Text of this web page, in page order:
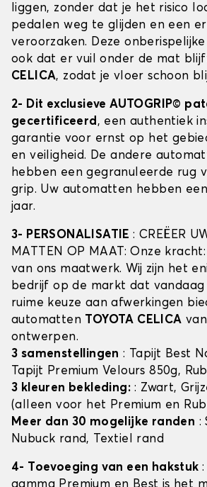
liggen, zonder dat je het risico
pedalen weg te glijden en een
veroorzaken. Deze
ook dat er vuil onder de mat
CELICA, zodat je vloer schoon
2- Dit exclusieve AUTOGRIP©
gecertificeerd, een authentiek
garantie voor ernst op het
en veiligheid. De andere
hebben een gegranuleerde rug
grip. Uw automatten hebben
jaar.
3- PERSONALISATIE: CREËER
MATTEN OP MAAT: Onze
van ons maatwerk. Wij zijn het
bedrijf op de markt dat vandaag
ruime keuze aan afwerkingen
automatten TOYOTA CELICA
ontwerpen.
3 samenstellingen : Tapijt Best
Tapijt Premium Velours 850g,
3 kleuren bekleding: : Zwart,
(alleen voor het Premium en
Meer dan 30 mogelijke randen :
Nubuck rand, Textiel rand
4- Toevoeging van een hakstuk